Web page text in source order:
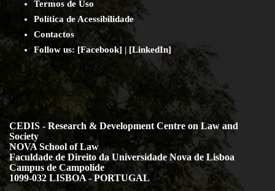
Termos de Uso
Política de Acessibilidade
Contactos
Follow us: [Facebook] | [LinkedIn]
CEDIS - Research & Development Centre on Law and
Society
NOVA School of Law
Faculdade de Direito da Universidade Nova de Lisboa
Campus de Campolide
1099-032 LISBOA - PORTUGAL